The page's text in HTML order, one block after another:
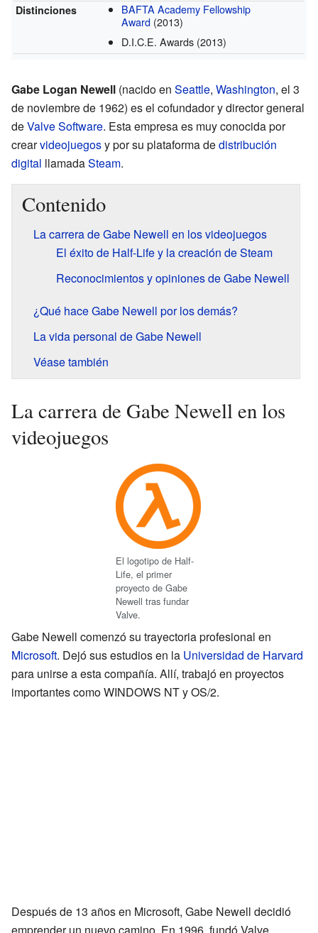
Distinciones
BAFTA Academy Fellowship
Award (2013)
D.I.C.E. Awards (2013)
Gabe Logan Newell (nacido en Seattle, Washington, el 3
de noviembre de 1962) es el cofundador y director general
deValve Software. Esta empresa es muy conocida por
crearvideojuegosy por su plataforma dedistribución
digital llamadaSteam.
Contenido
La carrera de Gabe Newell en los videojuegos
El éxito de Half-Life y la creación de Steam
Reconocimientos y opiniones de Gabe Newell
¿Qué hace Gabe Newell por los demás?
La vida personal de Gabe Newell
Véase también
La carrera de Gabe Newell en los
videojuegos
El logotipo de Half-
Life, el primer
proyecto de Gabe
Newell tras fundar
Valve.
Gabe Newell comenzó su trayectoria profesional en
Microsoft. Dejó sus estudios en la Universidad de Harvard
para unirse a esta compañía. Allí, trabajó en proyectos
importantes como WINDOWS NT y OS/2.
Después de 13 años en Microsoft, Gabe Newell decidió